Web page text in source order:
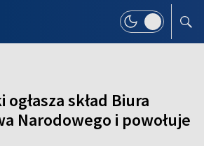
skład Biura
Narodowego i powołuje